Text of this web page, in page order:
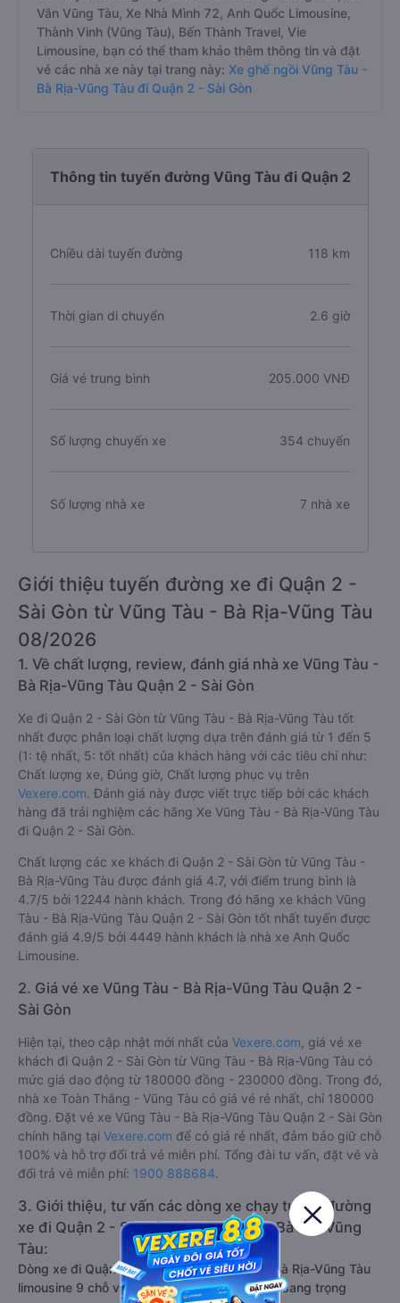
Vân Vũng Tàu, Xe Nhà Mình 72, Anh Quốc Limousine,
Thành Vinh (Vũng Tàu), Bến Thành Travel, Vie
Limousine, bạn có thể tham khảo thêm thông tin và đặt
vé các nhà xe này tại trang này: Xe ghế ngồi Vũng Tàu -
Bà Rịa-Vũng Tàu đi Quận 2 - Sài Gòn
Thông tin tuyến đường Vũng Tàu đi Quận 2
Chiều dài tuyến đường 118 km
Thời gian di chuyển 2.6 giờ
Giá vé trung bình 205.000 VNĐ
Số lượng chuyến xe 354 chuyến
Số lượng nhà xe 7 nhà xe
Giới thiệu tuyến đường xe đi Quận 2 -
Sài Gòn từ Vũng Tàu - Bà Rịa-Vũng Tàu
08/2026
1. Về chất lượng, review, đánh giá nhà xe Vũng Tàu -
Bà Rịa-Vũng Tàu Quận 2 - Sài Gòn
Xe đi Quận 2 - Sài Gòn từ Vũng Tàu - Bà Rịa-Vũng Tàu tốt
nhất được phân loại chất lượng dựa trên đánh giá từ 1 đến 5
(1: tệ nhất, 5: tốt nhất) của khách hàng với các tiêu chí như:
Chất lượng xe, Đúng giờ, Chất lượng phục vụ trên
Vexere.com. Đánh giá này được viết trực tiếp bởi các khách
hàng đã trải nghiệm các hãng Xe Vũng Tàu - Bà Rịa-Vũng Tàu
đi Quận 2 - Sài Gòn.
Chất lượng các xe khách đi Quận 2 - Sài Gòn từ Vũng Tàu -
Bà Rịa-Vũng Tàu được đánh giá 4.7, với điểm trung bình là
4.7/5 bởi 12244 hành khách. Trong đó hãng xe khách Vũng
Tàu - Bà Rịa-Vũng Tàu Quận 2 - Sài Gòn tốt nhất tuyến được
đánh giá 4.9/5 bởi 4449 hành khách là nhà xe Anh Quốc
Limousine.
2. Giá vé xe Vũng Tàu - Bà Rịa-Vũng Tàu Quận 2 -
Sài Gòn
Hiện tại, theo cập nhật mới nhất của Vexere.com , giá vé xe
khách đi Quận 2 - Sài Gòn từ Vũng Tàu - Bà Rịa-Vũng Tàu có
mức giá dao động từ 180000 đồng - 230000 đồng. Trong đó,
nhà xe Toàn Thắng - Vũng Tàu có giá vé rẻ nhất, chỉ 180000
đồng. Đặt vé xe Vũng Tàu - Bà Rịa-Vũng Tàu Quận 2 - Sài Gòn
chính hãng tại Vexere.com để có giá rẻ nhất, đảm bảo giữ chỗ
100% và hỗ trợ đổi trả vé miễn phí. Tổng đài tư vấn, đặt vé và
đổi trả vé miễn phí: 1900 888684.
3. Giới thiệu, tư vấn các dòng xe chạy tuyến đường
xe đi Quận 2 - Sài Gòn từ Vũng Tàu - Bà Rịa-Vũng
Tàu:
Dòng xe đi Quận 2 - Sài Gòn từ Vũng Tàu - Bà Rịa-Vũng Tàu
limousine 9 chỗ vip, chất lượng cao: Tiện lợi, sang trọng